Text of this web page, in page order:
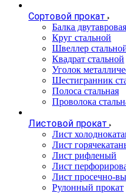
Сортовой прокат
Балка двутавровая
Круг стальной
Швеллер
Квадрат стальной
Уголок
Шестигранник
Полоса стальная
Проволока
Листовой прокат
Лист
Лист
Лист рифленый
Лист
Лист просечно-
Рулонный прокат